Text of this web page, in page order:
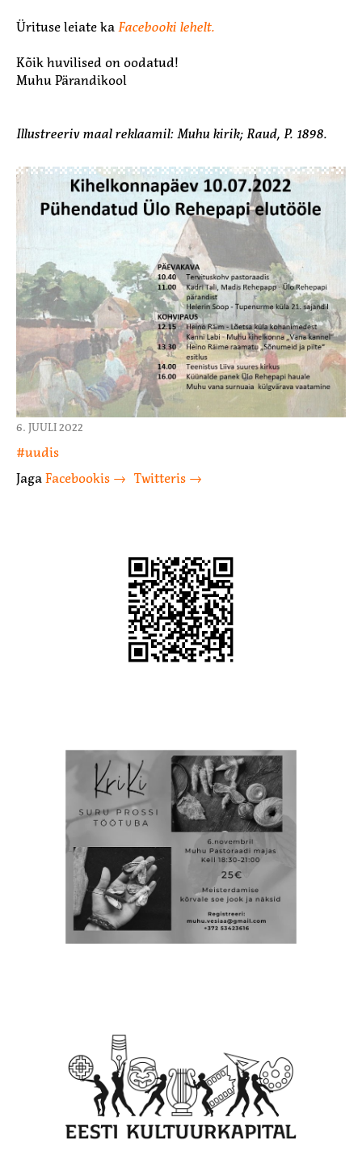
Ürituse leiate ka Facebooki lehelt.
Kõik huvilised on oodatud!
Muhu Pärandikool
Illustreeriv maal reklaamil: Muhu kirik; Raud, P. 1898.
6. JUULI 2022
uudis
Facebookis
Twitteris